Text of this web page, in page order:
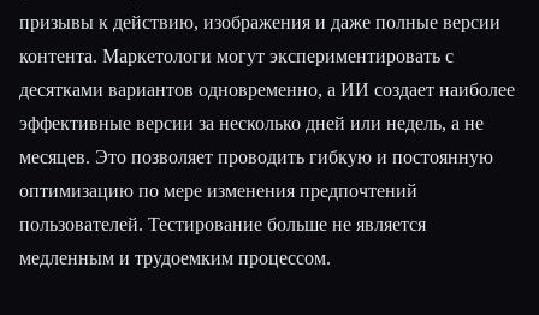
призывы к действию, изображения и даже полные версии
контента. Маркетологи могут экспериментировать с
десятками вариантов одновременно, а ИИ создает наиболее
эффективные версии за несколько дней или недель, а не
месяцев. Это позволяет проводить гибкую и постоянную
оптимизацию по мере изменения предпочтений
пользователей. Тестирование больше не является
медленным и трудоемким процессом.